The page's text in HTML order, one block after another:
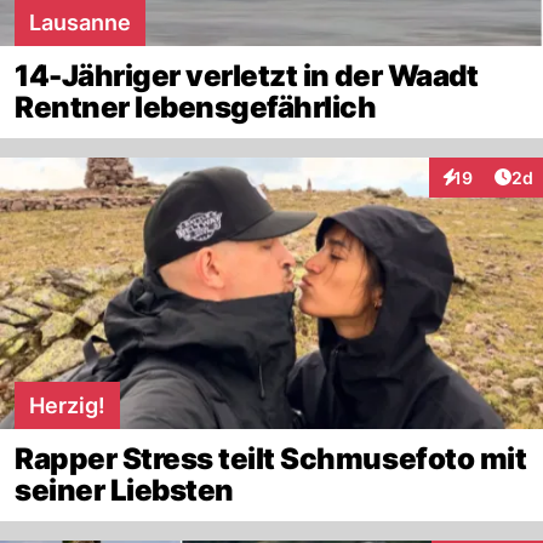
Lausanne
14-Jähriger verletzt in der Waadt
Rentner lebensgefährlich
19
Interaktionen
2d
Herzig!
Rapper Stress teilt Schmusefoto mit
seiner Liebsten